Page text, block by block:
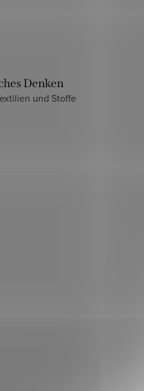
Denken
und Stoffe